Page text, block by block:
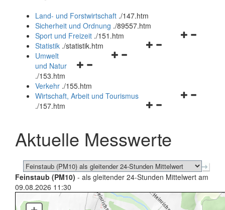
und
schließen
Land- und Forstwirtschaft ./147.htm
Sicherheit und Ordnung ./89557.htm
Navigationsmenü
Sport und Freizeit ./151.htm
Navigationsmenü
Statistik ./statistik.htm
Navigationsmenü
und
schließen
Umwelt
und Natur
./153.htm
Verkehr ./155.htm
Navigationsmenü
schließen
Wirtschaft, Arbeit und Tourismus
./157.htm
Aktuelle Messwerte
Feinstaub (PM10) - als gleitender 24-Stunden Mittelwert am
09.08.2026 11:30